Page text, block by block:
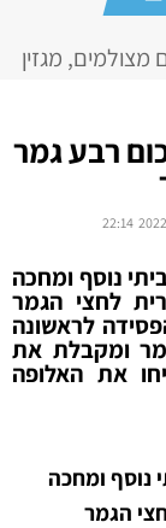
בחירום
רבע גמר
נוסף ומחכה
לחצי הגמר
לראשונה
ומקבלת את
את האלופה
נוסף ומחכה
הגמר